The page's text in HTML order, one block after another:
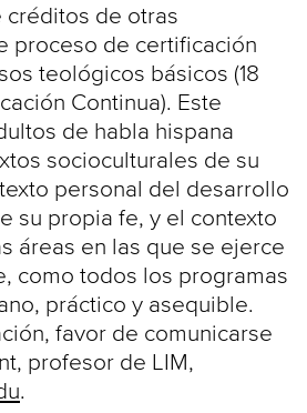
créditos de otras
proceso de certificación
teológicos básicos (18
Continua). Este
de habla hispana
socioculturales de su
personal del desarrollo
su propia fe, y el contexto
áreas en las que se ejerce
como todos los programas
práctico y asequible.
favor de comunicarse
profesor de LIM,
.